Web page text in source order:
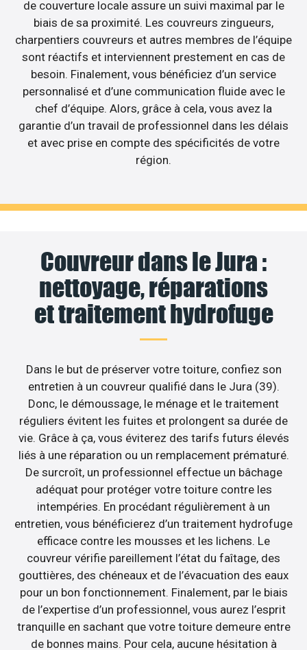
de couverture locale assure un suivi maximal par le
biais de sa proximité. Les couvreurs zingueurs,
charpentiers couvreurs et autres membres de l’équipe
sont réactifs et interviennent prestement en cas de
besoin. Finalement, vous bénéficiez d’un service
personnalisé et d’une communication fluide avec le
chef d’équipe. Alors, grâce à cela, vous avez la
garantie d’un travail de professionnel dans les délais
et avec prise en compte des spécificités de votre
région.
Couvreur dans le Jura :
nettoyage, réparations
et traitement hydrofuge
Dans le but de préserver votre toiture, confiez son
entretien à un couvreur qualifié dans le Jura (39).
Donc, le démoussage, le ménage et le traitement
réguliers évitent les fuites et prolongent sa durée de
vie. Grâce à ça, vous éviterez des tarifs futurs élevés
liés à une réparation ou un remplacement prématuré.
De surcroît, un professionnel effectue un bâchage
adéquat pour protéger votre toiture contre les
intempéries. En procédant régulièrement à un
entretien, vous bénéficierez d’un traitement hydrofuge
efficace contre les mousses et les lichens. Le
couvreur vérifie pareillement l’état du faîtage, des
gouttières, des chéneaux et de l’évacuation des eaux
pour un bon fonctionnement. Finalement, par le biais
de l’expertise d’un professionnel, vous aurez l’esprit
tranquille en sachant que votre toiture demeure entre
de bonnes mains. Pour cela, aucune hésitation à